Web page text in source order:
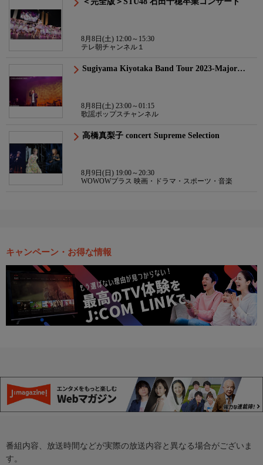
8月8日(土) 12:00～15:30
テレ朝チャンネル１
Sugiyama Kiyotaka Band Tour 2023-Major…
8月8日(土) 23:00～01:15
歌謡ポップスチャンネル
高橋真梨子 concert Supreme Selection
8月9日(日) 19:00～20:30
WOWOWプラス 映画・ドラマ・スポーツ・音楽
キャンペーン・お得な情報
番組内容、放送時間などが実際の放送内容と異なる場合がございま
す。